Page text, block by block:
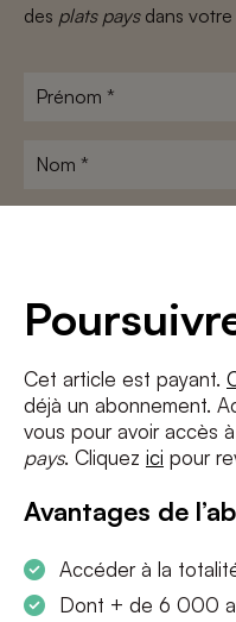
Cet article est payant.
déjà un abonnement.
vous pour avoir accès
pays. Cliquez ici pour
Avantages de
Accéder à la
Dont + de 6 000
des plats paysdans votre
Prénom
Nom
J'accepte les termes et